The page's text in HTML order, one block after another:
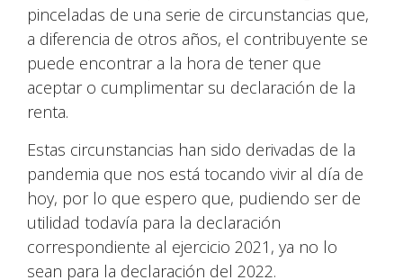
pinceladas de una serie de circunstancias que,
a diferencia de otros años, el contribuyente se
puede encontrar a la hora de tener que
aceptar o cumplimentar su declaración de la
renta.
Estas circunstancias han sido derivadas de la
pandemia que nos está tocando vivir al día de
hoy, por lo que espero que, pudiendo ser de
utilidad todavía para la declaración
correspondiente al ejercicio 2021, ya no lo
sean para la declaración del 2022.